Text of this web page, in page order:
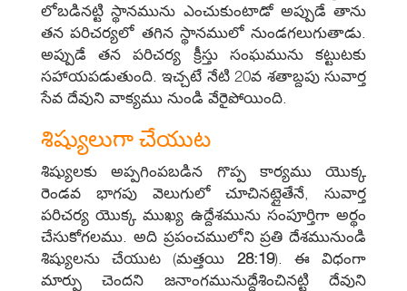
లోబడినట్టి స్థానమును ఎంచుకుంటాడో అప్పుడే తాను
తన పరిచర్యలో తగిన స్థానములో నుండగలుగుతాడు.
అప్పుడే తన పరిచర్య క్రీస్తు సంఘమును కట్టుటకు
సహాయపడుతుంది. ఇచ్చటే నేటి 20వ శతాబ్దపు సువార్త
సేవ దేవుని వాక్యము నుండి వేరైపోయింది.
శిష్యులుగా చేయుట
శిష్యులకు అప్పగింపబడిన గొప్ప కార్యము యొక్క
రెండవ భాగపు వెలుగులో చూచినట్లైతేనే, సువార్త
పరిచర్య యొక్క ముఖ్య ఉద్దేశమును సంపూర్తిగా అర్థం
చేసుకోగలము. అది ప్రపంచములోని ప్రతి దేశమునుండి
శిష్యులను చేయుట (మత్తయి 28:19). ఈ విధంగా
మార్పు చెందని జనాంగమునుద్దేశించినట్టి దేవుని